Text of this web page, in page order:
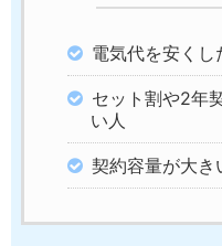
電気代を安くし
セット割や2年
い人
契約容量が大き